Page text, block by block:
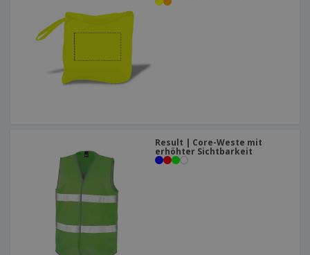
Result | Core-Weste mit
erhöhter Sichtbarkeit